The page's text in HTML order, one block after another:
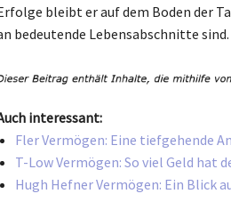
bleibt er auf dem Boden der
bedeutende Lebensabschnitte sind.
interessant:
Fler Vermögen: Eine tiefgehende
T-Low Vermögen: So viel Geld hat
Hugh Hefner Vermögen: Ein Blick